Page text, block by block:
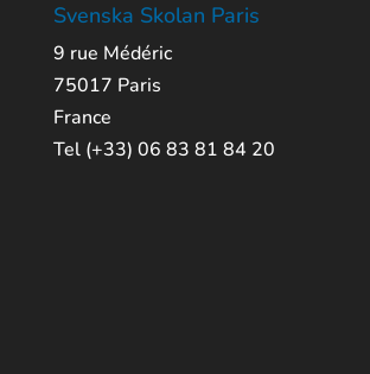
Svenska Skolan Paris
9 rue Médéric
75017 Paris
France
Tel (+33) 06 83 81 84 20